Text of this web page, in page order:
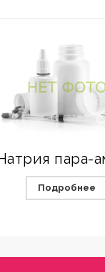
Подробнее